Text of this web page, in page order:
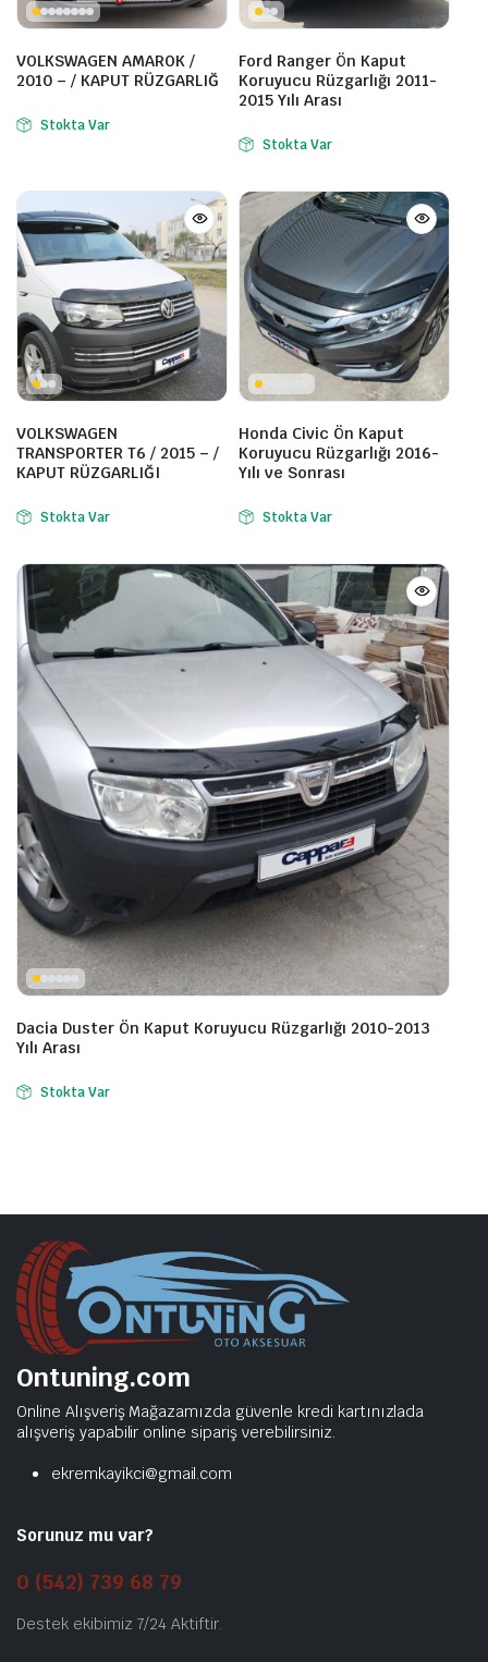
VOLKSWAGEN AMAROK /
2010 – / KAPUT RÜZGARLIĞ
Stokta Var
Ford Ranger Ön Kaput
Koruyucu Rüzgarlığı 2011-
2015 Yılı Arası
Stokta Var
VOLKSWAGEN
TRANSPORTER T6 / 2015 – /
KAPUT RÜZGARLIĞI
Stokta Var
Honda Civic Ön Kaput
Koruyucu Rüzgarlığı 2016-
Yılı ve Sonrası
Stokta Var
Dacia Duster Ön Kaput Koruyucu Rüzgarlığı 2010-2013
Yılı Arası
Stokta Var
Ontuning.com
Online Alışveriş Mağazamızda güvenle kredi kartınızlada
alışveriş yapabilir online sipariş verebilirsiniz.
ekremkayikci@gmail.com
Sorunuz mu var?
0 (542) 739 68 79
Destek ekibimiz 7/24 Aktiftir.